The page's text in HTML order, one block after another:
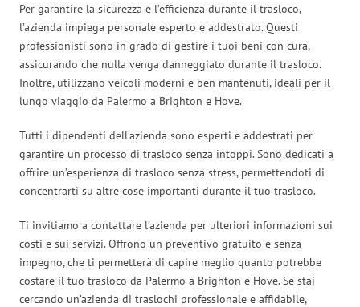
Per garantire la sicurezza e l’efficienza durante il trasloco,
l’azienda impiega personale esperto e addestrato. Questi
professionisti sono in grado di gestire i tuoi beni con cura,
assicurando che nulla venga danneggiato durante il trasloco.
Inoltre, utilizzano veicoli moderni e ben mantenuti, ideali per il
lungo viaggio da Palermo a Brighton e Hove.
Tutti i dipendenti dell’azienda sono esperti e addestrati per
garantire un processo di trasloco senza intoppi. Sono dedicati a
offrire un’esperienza di trasloco senza stress, permettendoti di
concentrarti su altre cose importanti durante il tuo trasloco.
Ti invitiamo a contattare l’azienda per ulteriori informazioni sui
costi e sui servizi. Offrono un preventivo gratuito e senza
impegno, che ti permetterà di capire meglio quanto potrebbe
costare il tuo trasloco da Palermo a Brighton e Hove. Se stai
cercando un’azienda di traslochi professionale e affidabile,